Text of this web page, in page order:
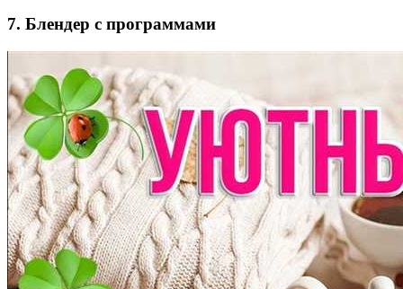
7. Блендер с программами